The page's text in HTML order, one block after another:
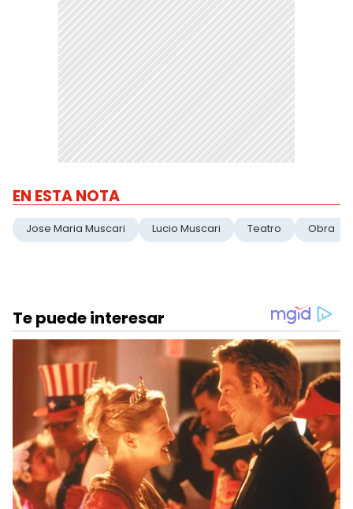
EN ESTA NOTA
Jose Maria Muscari Lucio Muscari Teatro Obra